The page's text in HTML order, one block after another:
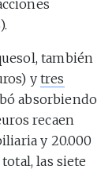
también
ytres
absorbiendo
recaen
y 20.000
las siete